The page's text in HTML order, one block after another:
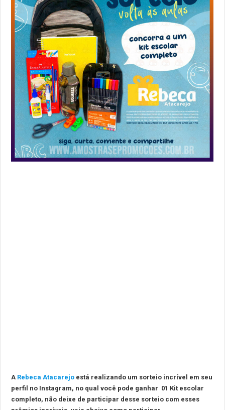
A Rebeca Atacarejo está realizando um sorteio incrível em seu
perfil no Instagram, no qual você pode ganhar 01 Kit escolar
completo, não deixe de participar desse sorteio com esses